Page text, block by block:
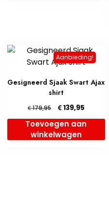
Aanbieding!
Gesigneerd Sjaak Swart Ajax
shirt
€179,95
Oorspronkelijke
prijs
was:
€ 179,95.
€139,95Huidige
prijs
is:
Toevoegen aan
winkelwagen